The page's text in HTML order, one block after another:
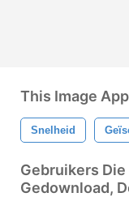
This Image
Snelheid
Gebruikers
Gedownload,